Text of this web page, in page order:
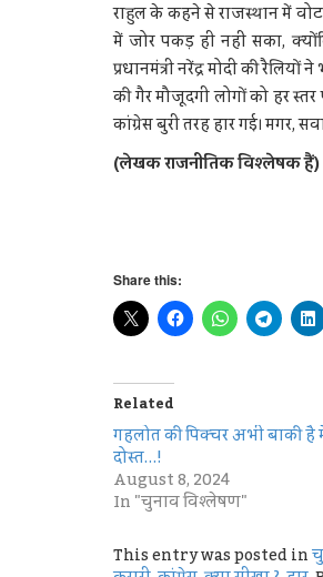
राहुल के कहने से राजस्थान में वोट
में जोर पकड़ ही नहीं सका,
प्रधानमंत्री नरेंद्र मोदी की
की गैर मौजूदगी लोगों को हर
कांग्रेस बुरी तरह हार गई। मगर,
(लेखक राजनीतिक विश्लेषक हैं)
Share this:
Related
गहलोत की पिक्चर अभी बाकी है
दोस्त…!
August 8, 2024
In "चुनाव विश्लेषण"
This entry was posted in